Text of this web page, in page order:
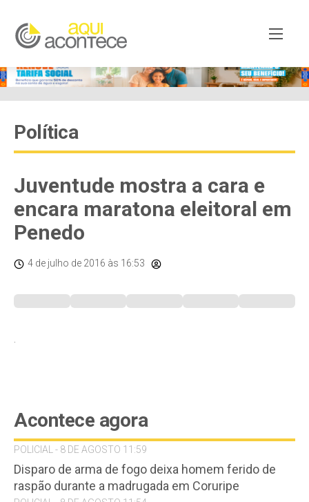
Política
Juventude mostra a cara e
encara maratona eleitoral em
Penedo
4 de julho de 2016 às 16:53
Acontece agora
POLICIAL - 8 DE AGOSTO 11:59
Disparo de arma de fogo deixa homem ferido de
raspão durante a madrugada em Coruripe